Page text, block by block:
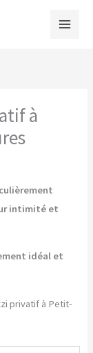
à
intimité et
idéal et
privatif à Petit-